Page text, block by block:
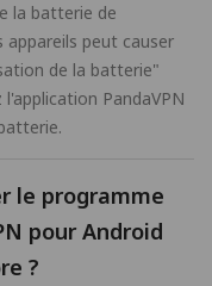
la batterie de
peut causer
de la batterie"
PandaVPN
le programme
pour Android
?